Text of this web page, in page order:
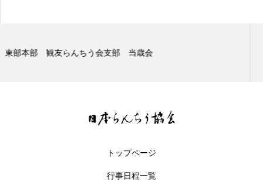
東部本部 観友らんちう会支部 二歳会
トップページ
行事日程一覧
品評会一覧